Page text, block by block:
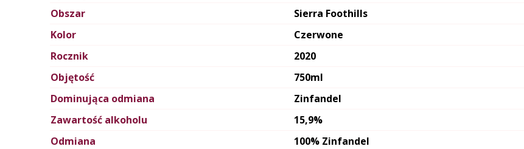
Obszar
Sierra Foothills
Kolor
Czerwone
Rocznik
2020
Objętość
750ml
Dominująca odmiana
Zinfandel
Zawartość alkoholu
15,9%
Odmiana
100% Zinfandel